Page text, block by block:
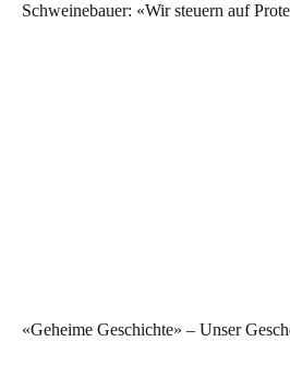
Schweinebauer: «Wir steuern auf
«Geheime Geschichte» – Unser